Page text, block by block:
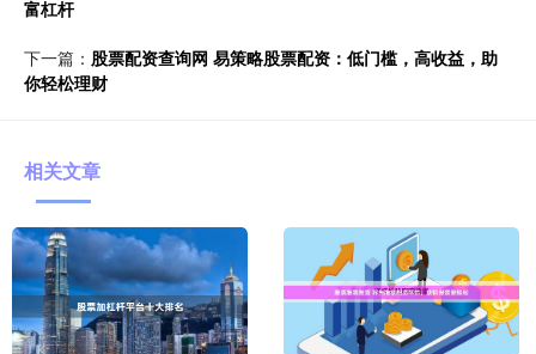
富杠杆
下一篇： 股票配资查询网 易策略股票配资：低门槛，高收益，助
你轻松理财
相关文章